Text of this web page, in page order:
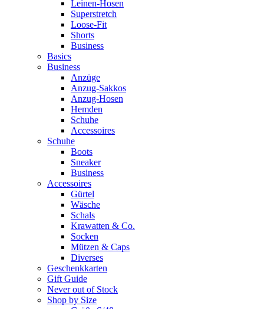
Leinen-Hosen
Superstretch
Loose-Fit
Shorts
Business
Basics
Business
Anzüge
Anzug-Sakkos
Anzug-Hosen
Hemden
Schuhe
Accessoires
Schuhe
Boots
Sneaker
Business
Accessoires
Gürtel
Wäsche
Schals
Krawatten & Co.
Socken
Mützen & Caps
Diverses
Geschenkkarten
Gift Guide
Never out of Stock
Shop by Size